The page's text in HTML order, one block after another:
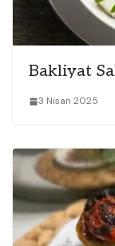
Bakliyat
3 Nisan 2025